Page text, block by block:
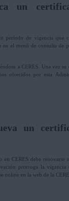
un
período de vigencia que
en el menú de consulta de
a CERES. Una vez
ofrecidos por esta
un
CERES debe renovarse
prorroga la vigencia
online en la web de la